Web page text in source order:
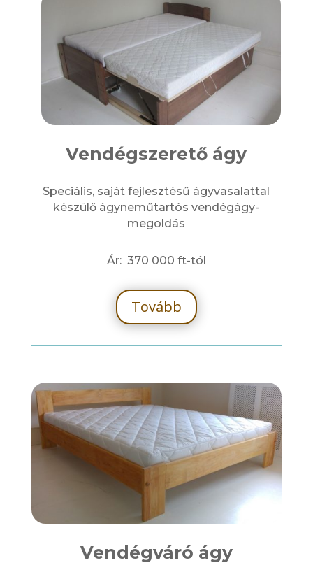
Vendégszerető ágy
Speciális, saját fejlesztésű ágyvasalattal
készülő ágyneműtartós vendégágy-
megoldás
Ár: 370 000 ft-tól
Tovább
Vendégváró ágy